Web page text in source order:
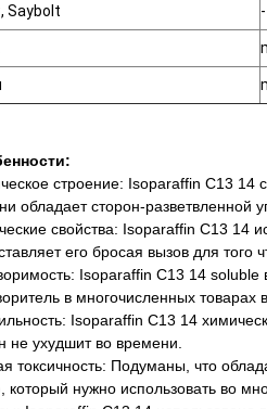
Saybolt -
строение: Isoparaffin C13 14
обладает сторон-разветвленной
свойства: Isoparaffin C13 14
его бросая вызов для
Isoparaffin C13 14 soluble
в многочисленных
Isoparaffin C13 14
не ухудшит во времени.
токсичность: Подуманы, что
который нужно использовать во